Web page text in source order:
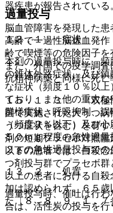
器疾患が報告されている
脳血管障害を発現した
高齢で一過性脳虚血発
齢で喫煙等の危険因子を
また、外国での疫学調
抗精神病薬と同様に死
１５．１．３． 〈双極
国で実施された大うつ
うつ症状を含む）を有
剤の短期プラセボ対照
以下の患者では、自殺
つ剤投与群でプラセボ
以上の患者における自
加は認められず、６５
た〔８．８、９．１．７
過量投与
１３．１． 症状
本剤の過量投与時に、
の錐体外路症状、及び
な症状（頻度１０％以
ており、また他の重大
群様症状、呼吸抑制、
（頻度２％以下）及び
５０ｍｇ程度の急性過
２ｇの急性過量投与で
１３．２． 処置
過量投与時、催吐は行
合は、活性炭の投与を